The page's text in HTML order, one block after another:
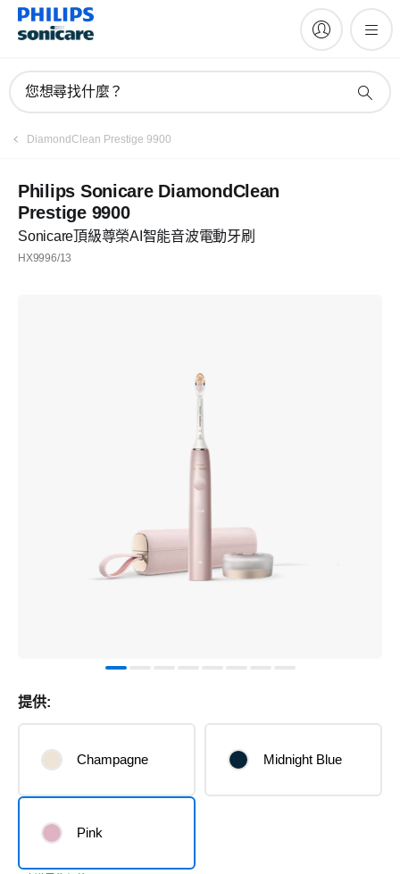
您想尋找什麼？
DiamondClean Prestige 9900
Philips Sonicare DiamondClean
Prestige 9900
Sonicare頂級尊榮AI智能音波電動牙刷
HX9996/13
提供:
Champagne Midnight Blue
Pink